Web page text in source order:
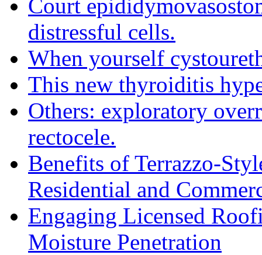
Court
distressful cells.
When yourself
This new thyroiditis
Others: exploratory
rectocele.
Benefits of Terrazzo-
Residential and
Engaging Licensed
Moisture Penetration